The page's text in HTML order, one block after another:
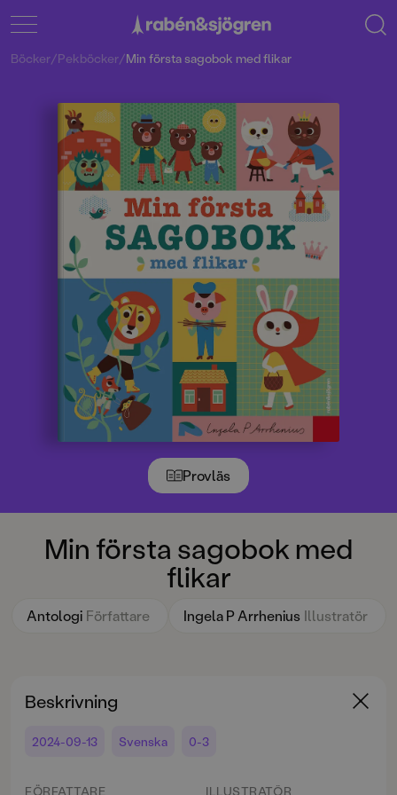
Provläs
Min första sagobok med
flikar
Antologi Författare Ingela P Arrhenius Illustratör
Böcker/Pekböcker/Min första sagobok med flikar
Beskrivning
2024-09-13 Svenska 0-3
FÖRFATTARE ILLUSTRATÖR